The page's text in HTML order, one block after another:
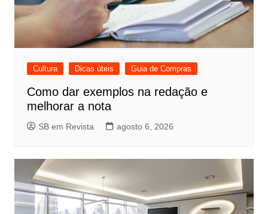
Cultura Dicas úteis Guia de Compras
Como dar exemplos na redação e
melhorar a nota
SB em Revista agosto 6, 2026